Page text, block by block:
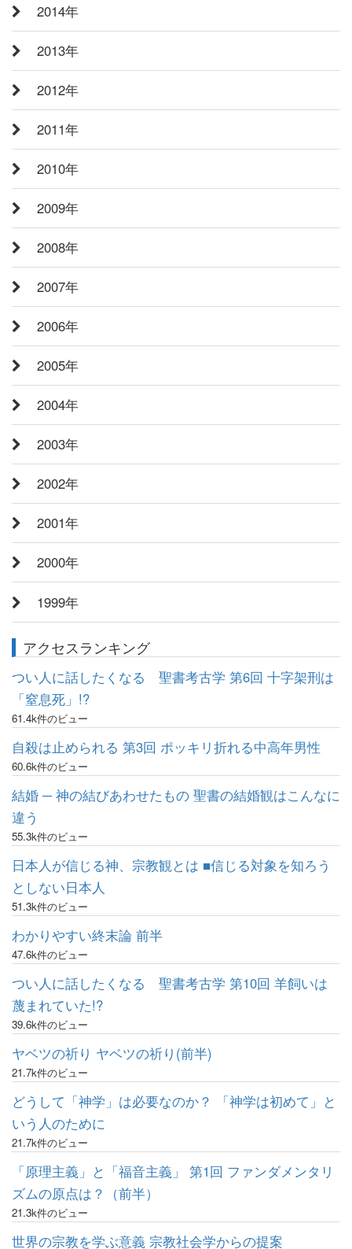
2014年
2013年
2012年
2011年
2010年
2009年
2008年
2007年
2006年
2005年
2004年
2003年
2002年
2001年
2000年
1999年
アクセスランキング
つい人に話したくなる 聖書考古学 第6回 十字架刑は
「窒息死」!?
61.4k件のビュー
自殺は止められる 第3回 ポッキリ折れる中高年男性
60.6k件のビュー
結婚 ─ 神の結びあわせたもの 聖書の結婚観はこんなに
違う
55.3k件のビュー
日本人が信じる神、宗教観とは ■信じる対象を知ろう
としない日本人
51.3k件のビュー
わかりやすい終末論 前半
47.6k件のビュー
つい人に話したくなる 聖書考古学 第10回 羊飼いは
蔑まれていた!?
39.6k件のビュー
ヤベツの祈り ヤベツの祈り(前半)
21.7k件のビュー
どうして「神学」は必要なのか？ 「神学は初めて」と
いう人のために
21.7k件のビュー
「原理主義」と「福音主義」 第1回 ファンダメンタリ
ズムの原点は？（前半）
21.3k件のビュー
世界の宗教を学ぶ意義 宗教社会学からの提案